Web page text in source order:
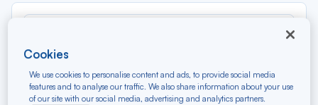
To
Arriving at
Cookies
We use cookies to personalise content and ads, to provide social media
features and to analyse our traffic. We also share information about your use
of our site with our social media, advertising and analytics partners.